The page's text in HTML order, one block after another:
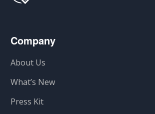
Company
About Us
What’s New
Press Kit